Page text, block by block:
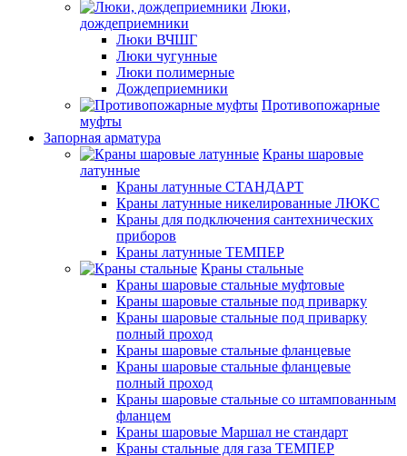
Люки,
дождеприемники
Люки ВЧШГ
Люки чугунные
Люки полимерные
Дождеприемники
Противопожарные
муфты
Запорная арматура
Краны шаровые
латунные
Краны латунные СТАНДАРТ
Краны латунные никелированные ЛЮКС
Краны для подключения сантехнических
приборов
Краны латунные ТЕМПЕР
Краны стальные
Краны шаровые стальные муфтовые
Краны шаровые стальные под приварку
Краны шаровые стальные под приварку
полный проход
Краны шаровые стальные фланцевые
Краны шаровые стальные фланцевые
полный проход
Краны шаровые стальные со штампованным
фланцем
Краны шаровые Маршал не стандарт
Краны стальные для газа ТЕМПЕР